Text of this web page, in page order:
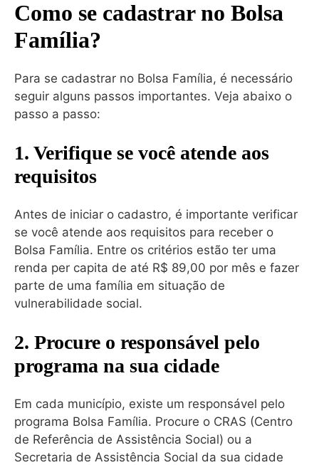
Como se cadastrar no Bolsa
Família?
Para se cadastrar no Bolsa Família, é necessário
seguir alguns passos importantes. Veja abaixo o
passo a passo:
1. Verifique se você atende aos
requisitos
Antes de iniciar o cadastro, é importante verificar
se você atende aos requisitos para receber o
Bolsa Família. Entre os critérios estão ter uma
renda per capita de até R$ 89,00 por mês e fazer
parte de uma família em situação de
vulnerabilidade social.
2. Procure o responsável pelo
programa na sua cidade
Em cada município, existe um responsável pelo
programa Bolsa Família. Procure o CRAS (Centro
de Referência de Assistência Social) ou a
Secretaria de Assistência Social da sua cidade